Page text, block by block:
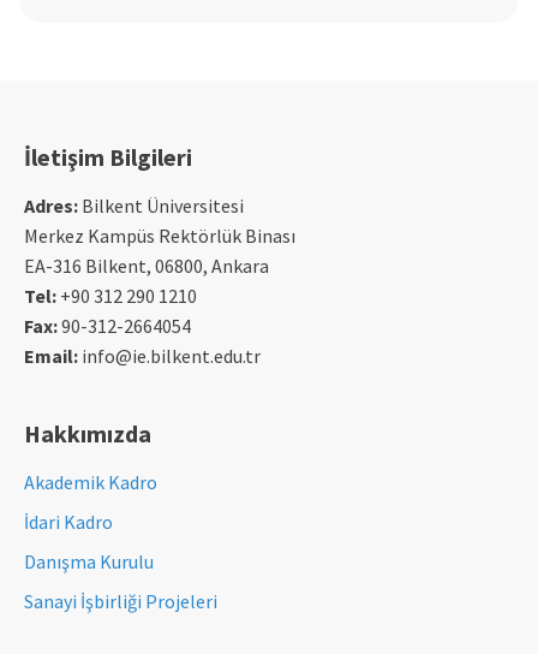
İletişim Bilgileri
Adres: Bilkent Üniversitesi
Merkez Kampüs Rektörlük Binası
EA-316 Bilkent, 06800, Ankara
Tel: +90 312 290 1210
Fax:90-312-2664054
Email: info@ie.bilkent.edu.tr
Hakkımızda
Akademik Kadro
İdari Kadro
Danışma Kurulu
Sanayi İşbirliği Projeleri